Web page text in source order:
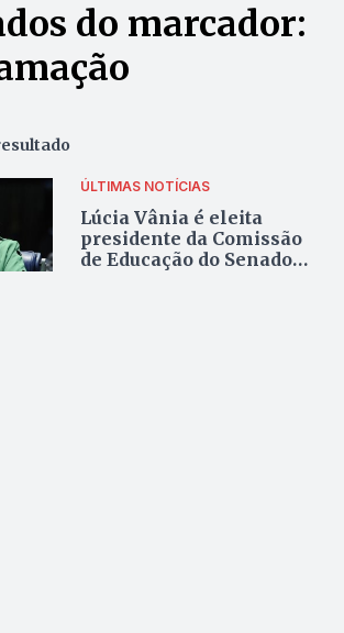
do marcador:
ÚLTIMAS NOTÍCIAS
Lúcia Vânia é eleita
presidente da Comissão
de Educação do Senado